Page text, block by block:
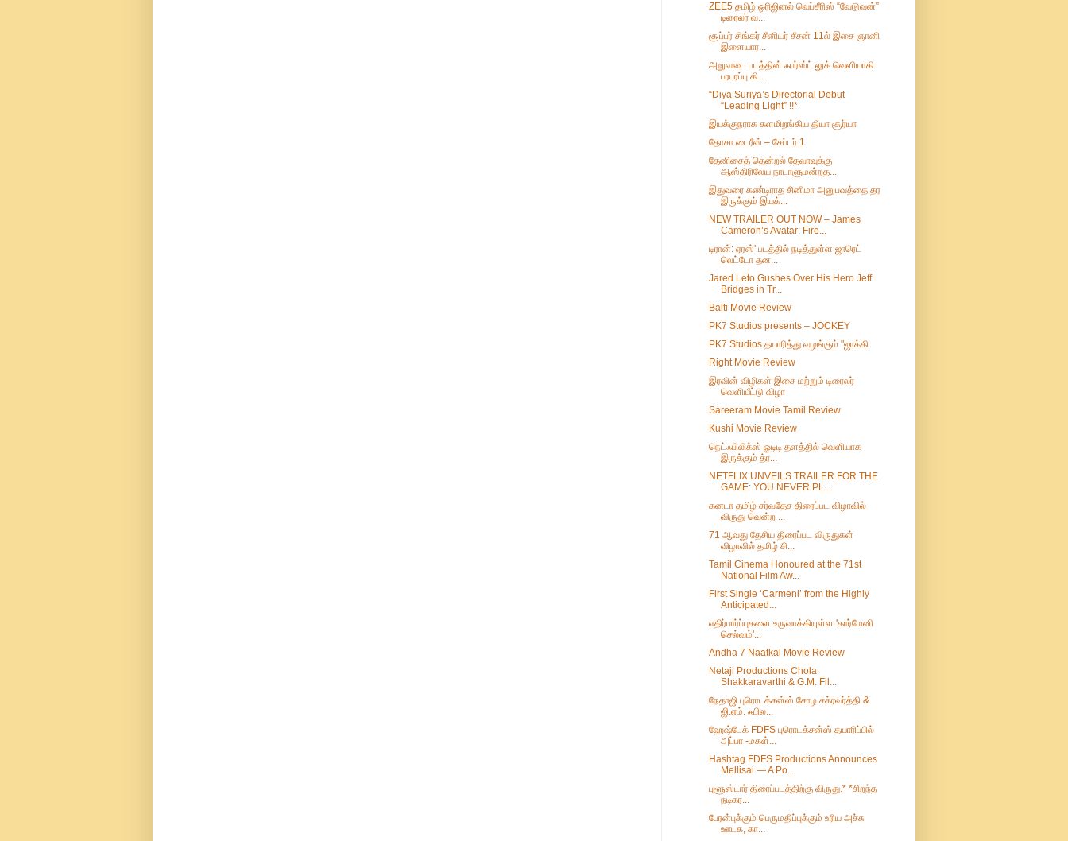
ZEE5 தமிழ் ஒரிஜினல் வெப்சீரிஸ் “வேடுவன்”
டிரைலர் வ...
சூப்பர் சிங்கர் சீனியர் சீசன் 11ல் இசை ஞானி
இளையார...
அறுவடை படத்தின் ஃபர்ஸ்ட் லுக் வெளியாகி
பரபரப்பு கி...
“Diya Suriya’s Directorial Debut
“Leading Light” !!*
இயக்குநராக களமிறங்கிய தியா சூர்யா
தோசா டைரீஸ் – சேப்டர் 1
தேனிசைத் தென்றல் தேவாவுக்கு
ஆஸ்திரிலேய நாடாளுமன்றத...
இதுவரை கண்டிராத சினிமா அனுபவத்தை தர
இருக்கும் இயக்...
NEW TRAILER OUT NOW – James
Cameron’s Avatar: Fire...
டிரான்: ஏரஸ்' படத்தில் நடித்துள்ள ஜாரெட்
லெட்டோ தன...
Jared Leto Gushes Over His Hero Jeff
Bridges in Tr...
Balti Movie Review
PK7 Studios presents – JOCKEY
PK7 Studios தயாரித்து வழங்கும் "ஜாக்கி
Right Movie Review
இரவின் விழிகள் இசை மற்றும் டிரைலர்
வெளியீட்டு விழா
Sareeram Movie Tamil Review
Kushi Movie Review
நெட்ஃபிலிக்ஸ் ஓடிடி தளத்தில் வெளியாக
இருக்கும் த்ர...
NETFLIX UNVEILS TRAILER FOR THE
GAME: YOU NEVER PL...
கனடா தமிழ் சர்வதேச திரைப்பட விழாவில்
விருது வென்ற ...
71 ஆவது தேசிய திரைப்பட விருதுகள்
விழாவில் தமிழ் சி...
Tamil Cinema Honoured at the 71st
National Film Aw...
First Single ‘Carmeni’ from the Highly
Anticipated...
எதிர்பார்ப்புகளை உருவாக்கியுள்ள 'கார்மேனி
செல்வம்'...
Andha 7 Naatkal Movie Review
Netaji Productions Chola
Shakkaravarthi & G.M. Fil...
நேதாஜி புரொடக்சன்ஸ் சோழ சக்ரவர்த்தி &
ஜி.எம். ஃபில...
ஹேஷ்டேக் FDFS புரொடக்சன்ஸ் தயாரிப்பில்
அப்பா -மகள்...
Hashtag FDFS Productions Announces
Mellisai — A Po...
புளூஸ்டார் திரைப்படத்திற்கு விருது.* *சிறந்த
நடிகர...
பேரன்புக்கும் பெருமதிப்புக்கும் உரிய அச்சு
ஊடக, கா...